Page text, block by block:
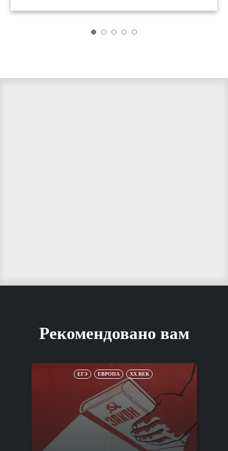
Рекомендовано вам
ЕГЭ ЕВРОПА XX ВЕК